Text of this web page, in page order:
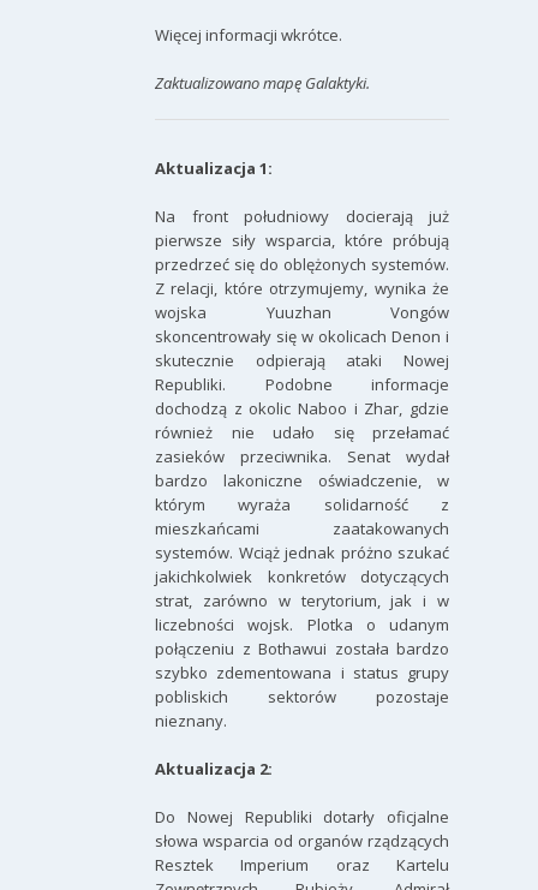
Więcej informacji wkrótce.
Zaktualizowano mapę Galaktyki.
Aktualizacja 1:
Na front południowy docierają już
pierwsze siły wsparcia, które próbują
przedrzeć się do oblężonych systemów.
Z relacji, które otrzymujemy, wynika że
wojska Yuuzhan Vongów
skoncentrowały się w okolicach Denon i
skutecznie odpierają ataki Nowej
Republiki. Podobne informacje
dochodzą z okolic Naboo i Zhar, gdzie
również nie udało się przełamać
zasieków przeciwnika. Senat wydał
bardzo lakoniczne oświadczenie, w
którym wyraża solidarność z
mieszkańcami zaatakowanych
systemów. Wciąż jednak próżno szukać
jakichkolwiek konkretów dotyczących
strat, zarówno w terytorium, jak i w
liczebności wojsk. Plotka o udanym
połączeniu z Bothawui została bardzo
szybko zdementowana i status grupy
pobliskich sektorów pozostaje
nieznany.
Aktualizacja 2:
Do Nowej Republiki dotarły oficjalne
słowa wsparcia od organów rządzących
Resztek Imperium oraz Kartelu